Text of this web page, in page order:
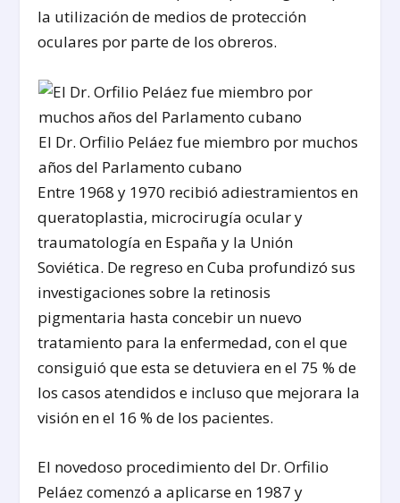
la utilización de medios de protección
oculares por parte de los obreros.
El Dr. Orfilio Peláez fue miembro por muchos
años del Parlamento cubano
Entre 1968 y 1970 recibió adiestramientos en
queratoplastia, microcirugía ocular y
traumatología en España y la Unión
Soviética. De regreso en Cuba profundizó sus
investigaciones sobre la retinosis
pigmentaria hasta concebir un nuevo
tratamiento para la enfermedad, con el que
consiguió que esta se detuviera en el 75 % de
los casos atendidos e incluso que mejorara la
visión en el 16 % de los pacientes.
El novedoso procedimiento del Dr. Orfilio
Peláez comenzó a aplicarse en 1987 y